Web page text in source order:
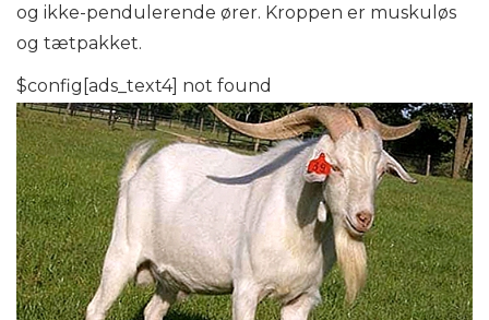
og ikke-pendulerende ører. Kroppen er muskuløs
og tætpakket.
$config[ads_text4] not found